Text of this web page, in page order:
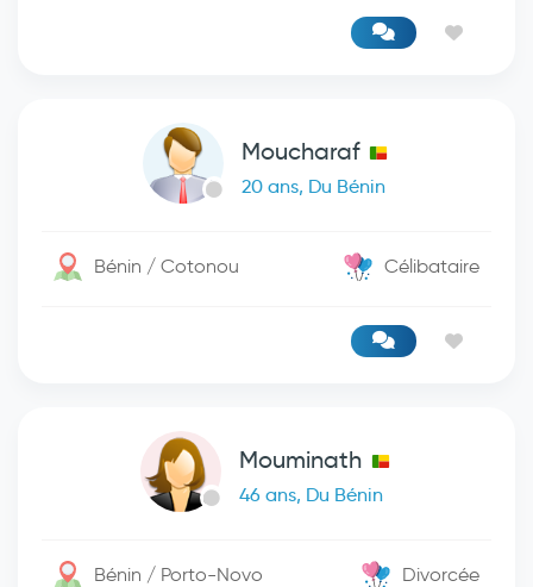
Moucharaf
20 ans, Du Bénin
Bénin / Cotonou Célibataire
Mouminath
46 ans, Du Bénin
Bénin / Porto-Novo Divorcée